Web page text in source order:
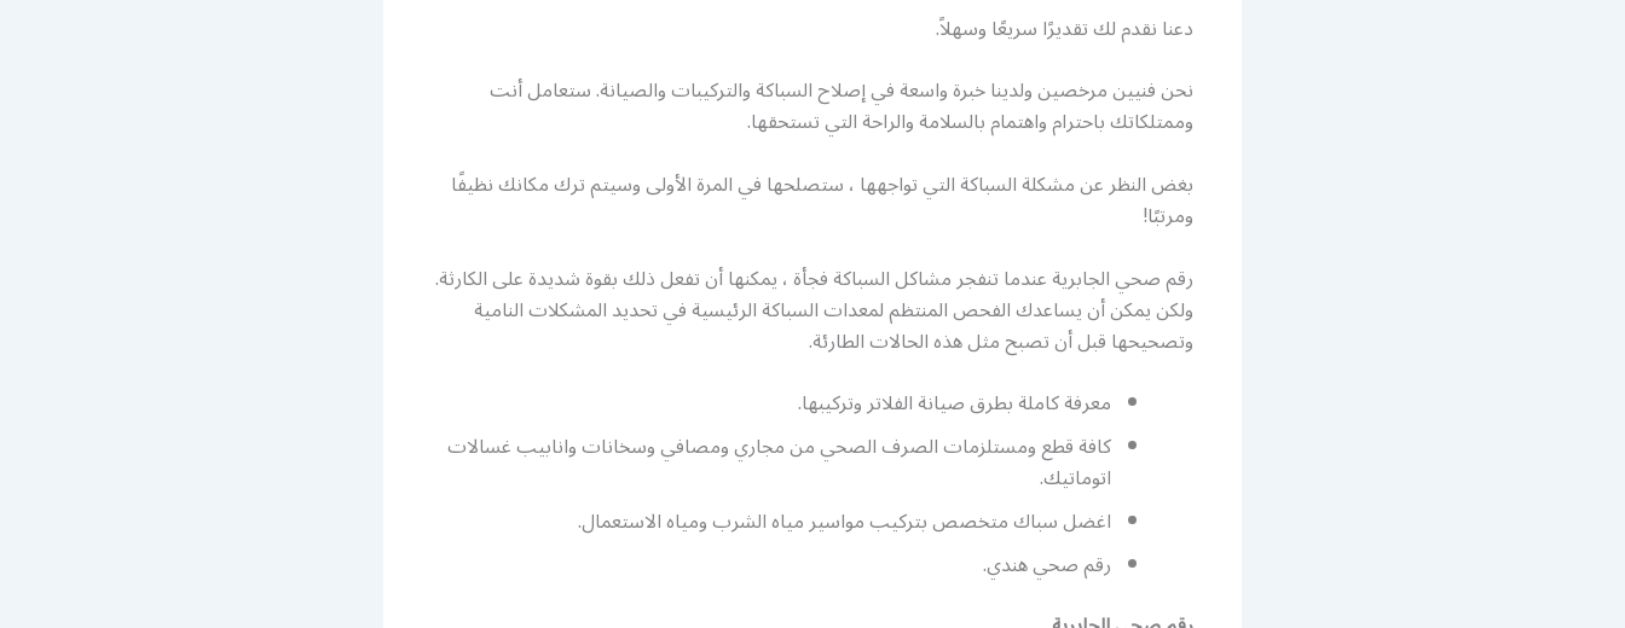
دعنا نقدم لك تقديرًا سريعًا وسهلاً.
نحن فنيين مرخصين ولدينا خبرة واسعة في إصلاح السباكة والتركيبات والصيانة. ستعامل أنت
وممتلكاتك باحترام واهتمام بالسلامة والراحة التي تستحقها.
بغض النظر عن مشكلة السباكة التي تواجهها ، ستصلحها في المرة الأولى وسيتم ترك مكانك نظيفًا
ومرتبًا!
رقم صحي الجابرية عندما تنفجر مشاكل السباكة فجأة ، يمكنها أن تفعل ذلك بقوة شديدة على الكارثة.
ولكن يمكن أن يساعدك الفحص المنتظم لمعدات السباكة الرئيسية في تحديد المشكلات النامية
وتصحيحها قبل أن تصبح مثل هذه الحالات الطارئة.
معرفة كاملة بطرق صيانة الفلاتر وتركيبها.
كافة قطع ومستلزمات الصرف الصحي من مجاري ومصافي وسخانات وانابيب غسالات
اتوماتيك.
اغضل سباك متخصص بتركيب مواسير مياه الشرب ومياه الاستعمال.
رقم صحي هندي.